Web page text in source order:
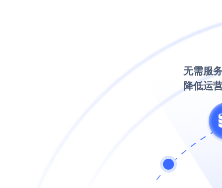
无需服
降低运